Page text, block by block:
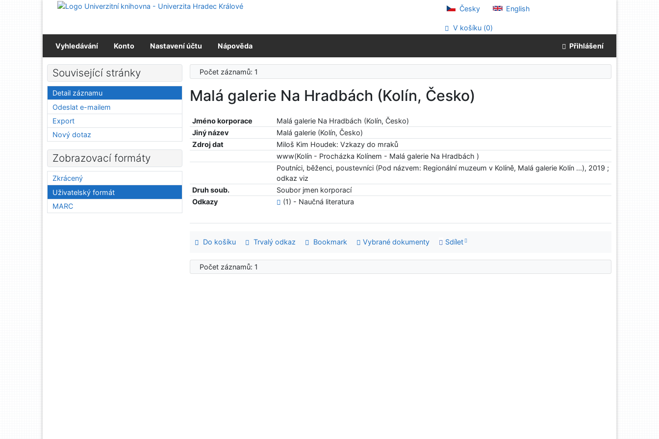
Přejít na obsah
Česky English
V košíku (0)
Vyhledávání Konto Nastavení účtu Nápověda Přihlášení
Počet záznamů: 1
Malá galerie Na Hradbách (Kolín, Česko)
Jméno korporace
Malá galerie Na Hradbách (Kolín, Česko)
Jiný název
Malá galerie (Kolín, Česko)
Zdroj dat
Miloš Kim Houdek: Vzkazy do mraků
www(Kolín - Procházka Kolínem - Malá galerie Na Hradbách )
Poutníci, běženci, poustevníci (Pod názvem: Regionální muzeum v Kolíně, Malá galerie Kolín ...), 2019 ;
odkaz viz
Druh soub.
Soubor jmen korporací
Odkazy
(1) - Naučná literatura
Do košíku Trvalý odkaz Bookmark Vybrané dokumenty Sdílet
Počet záznamů: 1
Související stránky
Detail záznamu
Odeslat e-mailem
Export
Nový dotaz
Zobrazovací formáty
Zkrácený
Uživatelský formát
MARC